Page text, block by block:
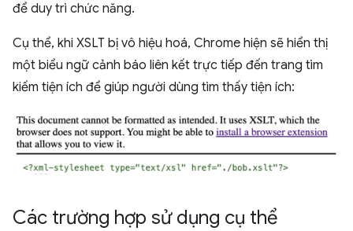
để duy trì chức năng.
Cụ thể, khi XSLT bị vô hiệu hoá, Chrome hiện sẽ hiển thị
một biểu ngữ cảnh báo liên kết trực tiếp đến trang tìm
kiếm tiện ích để giúp người dùng tìm thấy tiện ích:
Các trường hợp sử dụng cụ thể